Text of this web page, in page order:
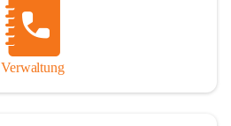
Verwaltung